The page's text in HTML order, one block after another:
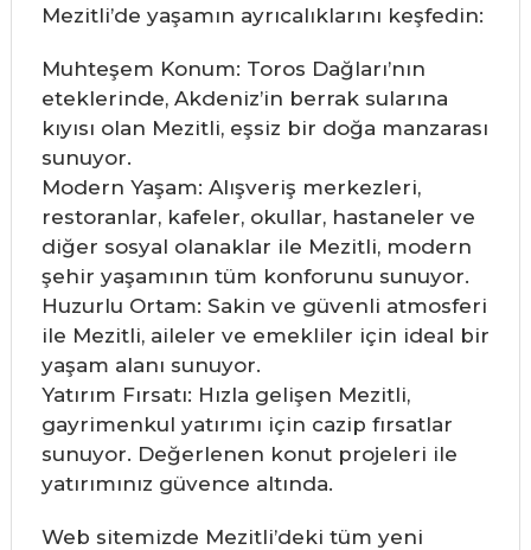
Mezitli’de yaşamın ayrıcalıklarını keşfedin:
Muhteşem Konum: Toros Dağları’nın
eteklerinde, Akdeniz’in berrak sularına
kıyısı olan Mezitli, eşsiz bir doğa manzarası
sunuyor.
Modern Yaşam: Alışveriş merkezleri,
restoranlar, kafeler, okullar, hastaneler ve
diğer sosyal olanaklar ile Mezitli, modern
şehir yaşamının tüm konforunu sunuyor.
Huzurlu Ortam: Sakin ve güvenli atmosferi
ile Mezitli, aileler ve emekliler için ideal bir
yaşam alanı sunuyor.
Yatırım Fırsatı: Hızla gelişen Mezitli,
gayrimenkul yatırımı için cazip fırsatlar
sunuyor. Değerlenen konut projeleri ile
yatırımınız güvence altında.
Web sitemizde Mezitli’deki tüm yeni